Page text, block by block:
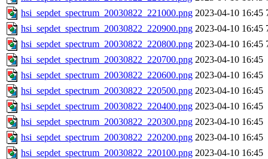
hsi_sepdet_spectrum_20030822_221000.png 2023-04-10 16:45
hsi_sepdet_spectrum_20030822_220900.png 2023-04-10 16:45
hsi_sepdet_spectrum_20030822_220800.png 2023-04-10 16:45
hsi_sepdet_spectrum_20030822_220700.png 2023-04-10 16:45
hsi_sepdet_spectrum_20030822_220600.png 2023-04-10 16:45
hsi_sepdet_spectrum_20030822_220500.png 2023-04-10 16:45
hsi_sepdet_spectrum_20030822_220400.png 2023-04-10 16:45
hsi_sepdet_spectrum_20030822_220300.png 2023-04-10 16:45
hsi_sepdet_spectrum_20030822_220200.png 2023-04-10 16:45
hsi_sepdet_spectrum_20030822_220100.png 2023-04-10 16:45